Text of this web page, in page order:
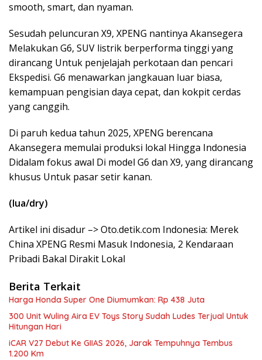
smooth, smart, dan nyaman.
Sesudah peluncuran X9, XPENG nantinya Akansegera
Melakukan G6, SUV listrik berperforma tinggi yang
dirancang Untuk penjelajah perkotaan dan pencari
Ekspedisi. G6 menawarkan jangkauan luar biasa,
kemampuan pengisian daya cepat, dan kokpit cerdas
yang canggih.
Di paruh kedua tahun 2025, XPENG berencana
Akansegera memulai produksi lokal Hingga Indonesia
Didalam fokus awal Di model G6 dan X9, yang dirancang
khusus Untuk pasar setir kanan.
(lua/dry)
Artikel ini disadur –> Oto.detik.com Indonesia: Merek
China XPENG Resmi Masuk Indonesia, 2 Kendaraan
Pribadi Bakal Dirakit Lokal
Berita Terkait
Harga Honda Super One Diumumkan: Rp 438 Juta
300 Unit Wuling Aira EV Toys Story Sudah Ludes Terjual Untuk
Hitungan Hari
iCAR V27 Debut Ke GIIAS 2026, Jarak Tempuhnya Tembus
1.200 Km